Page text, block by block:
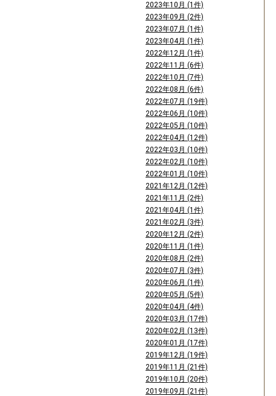
2023年10月 (1件)
2023年09月 (2件)
2023年07月 (1件)
2023年04月 (1件)
2022年12月 (1件)
2022年11月 (6件)
2022年10月 (7件)
2022年08月 (6件)
2022年07月 (19件)
2022年06月 (10件)
2022年05月 (10件)
2022年04月 (12件)
2022年03月 (10件)
2022年02月 (10件)
2022年01月 (10件)
2021年12月 (12件)
2021年11月 (2件)
2021年04月 (1件)
2021年02月 (3件)
2020年12月 (2件)
2020年11月 (1件)
2020年08月 (2件)
2020年07月 (3件)
2020年06月 (1件)
2020年05月 (5件)
2020年04月 (4件)
2020年03月 (17件)
2020年02月 (13件)
2020年01月 (17件)
2019年12月 (19件)
2019年11月 (21件)
2019年10月 (20件)
2019年09月 (21件)